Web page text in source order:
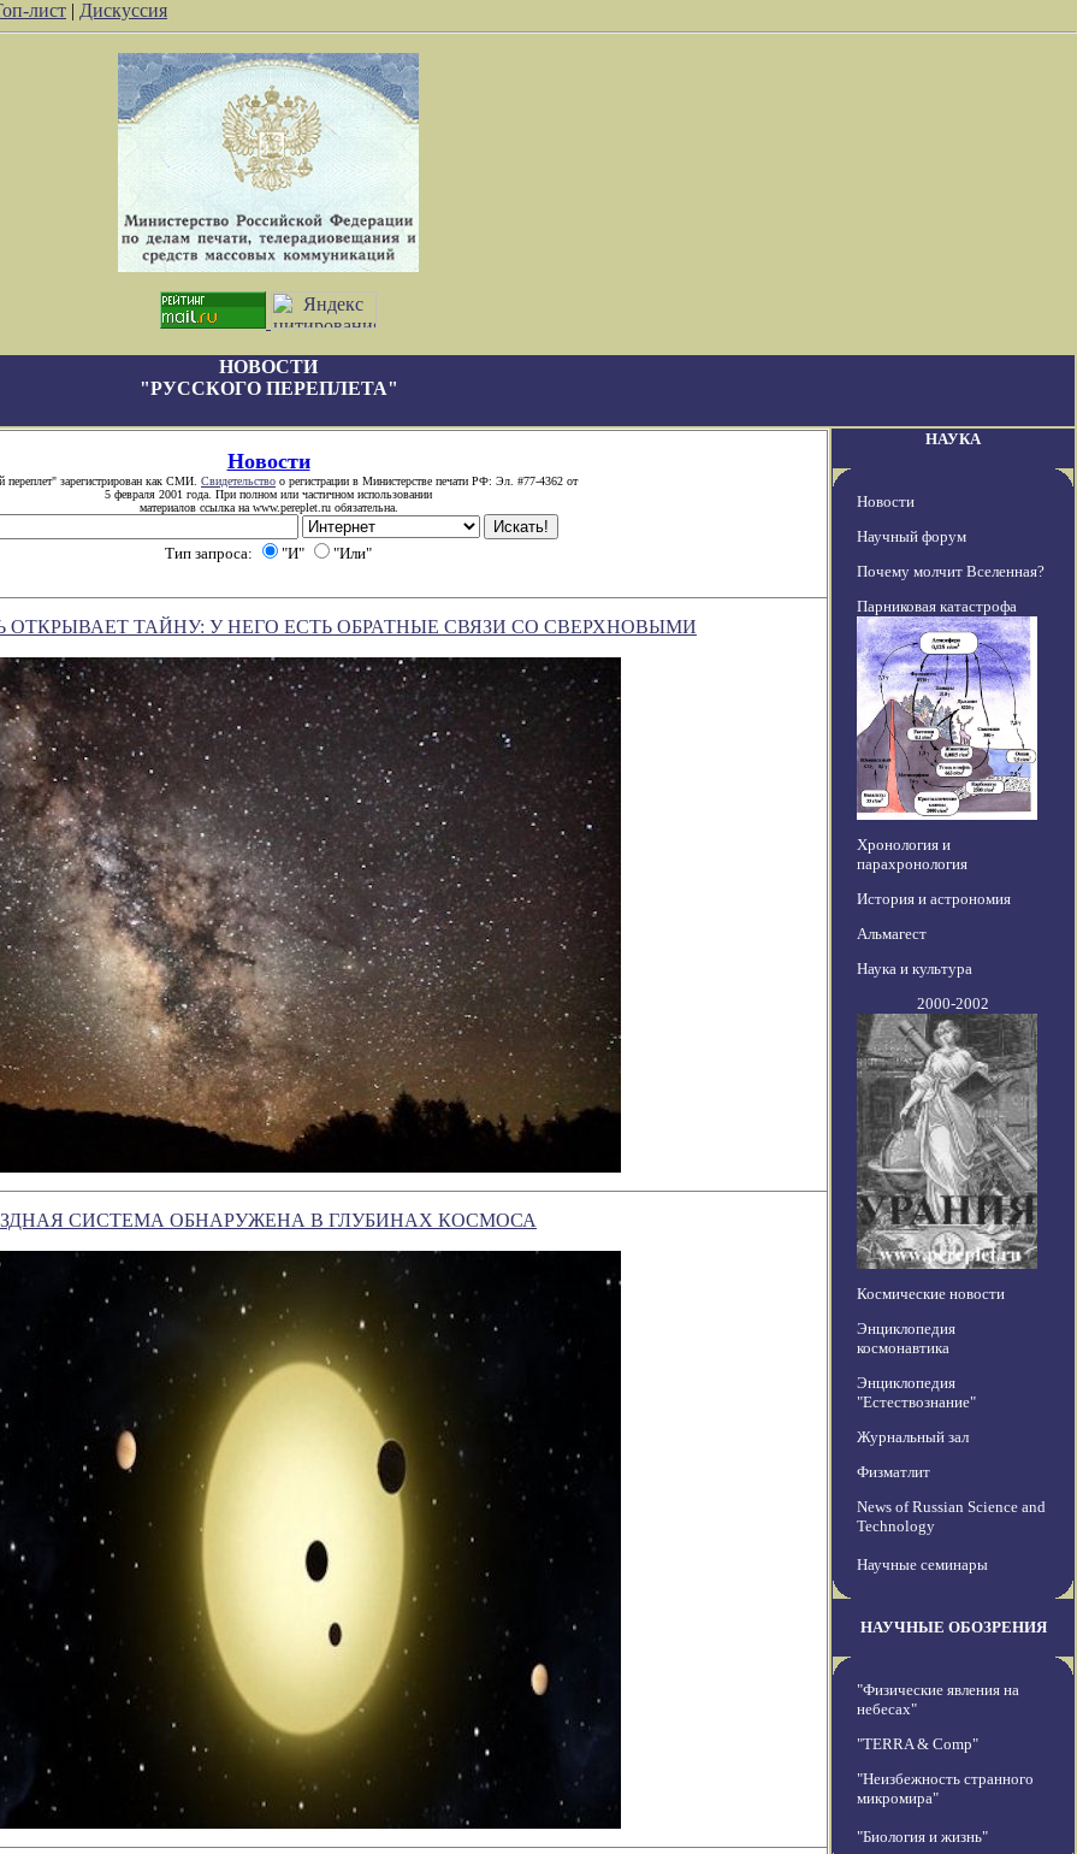
лист | Дискуссия
НОВОСТИ
"РУССКОГО ПЕРЕПЛЕТА"
Новости
переплет" зарегистрирован как СМИ. Свидетельство о регистрации в Министерстве печати РФ: Эл. #77-4362 от
5 февраля 2001 года. При полном или частичном использовании
материалов ссылка на www.pereplet.ru обязательна.
Тип запроса: "И" "Или"
ТАЙНУ: У НЕГО ЕСТЬ ОБРАТНЫЕ СВЯЗИ СО СВЕРХНОВЫМИ
СИСТЕМА ОБНАРУЖЕНА В ГЛУБИНАХ КОСМОСА
НАУКА
Новости
Научный форум
Почему молчит Вселенная?
Парниковая катастрофа
Хронология и
парахронология
История и астрономия
Альмагест
Наука и культура
2000-2002
Космические новости
Энциклопедия
космонавтика
Энциклопедия
"Естествознание"
Журнальный зал
Физматлит
News of Russian Science and
Technology
Научные семинары
НАУЧНЫЕ ОБОЗРЕНИЯ
"Физические явления на
небесах"
"TERRA & Comp"
"Неизбежность странного
микромира"
"Биология и жизнь"